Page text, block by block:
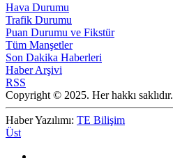
Hava Durumu
Trafik Durumu
Puan Durumu ve Fikstür
Tüm Manşetler
Son Dakika Haberleri
Haber Arşivi
RSS
Copyright © 2025. Her hakkı saklıdır.
Haber Yazılımı: TE Bilişim
Üst